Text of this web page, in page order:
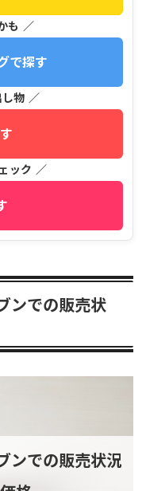
も ／
で探す
物 ／
ック ／
ンでの販売状
ンでの販売状況